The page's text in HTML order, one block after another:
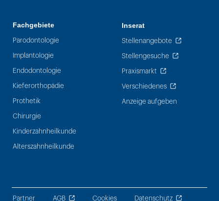
Fachgebiete
Parodontologie
Implantologie
Endodontologie
Kieferorthopädie
Prothetik
Chirurgie
Kinderzahnheilkunde
Alterszahnheilkunde
Inserat
Stellenangebote
Stellengesuche
Praxismarkt
Verschiedenes
Anzeige aufgeben
Partner AGB Cookies Datenschutz